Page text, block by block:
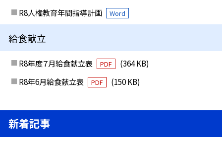
R8人権教育年間指導計画 Word
給食献立
R8年度７月給食献立表 PDF
(364 KB)
R8年6月給食献立表
PDF (150 KB)
新着記事